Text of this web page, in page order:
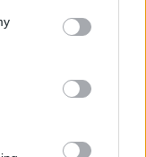
hal au